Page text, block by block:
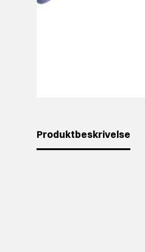
Produktbeskrivelse